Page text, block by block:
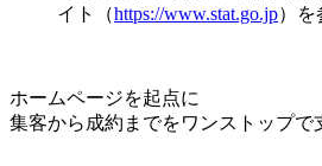
イト（https://www.stat.go.jp）を
ホームページを起点に
集客から成約までをワンストップで